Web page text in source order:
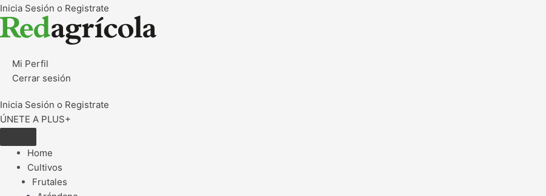
Inicia Sesión o Registrate
Mi Perfil
Cerrar sesión
Inicia Sesión o Registrate
ÚNETE A PLUS+
Home
Cultivos
Frutales